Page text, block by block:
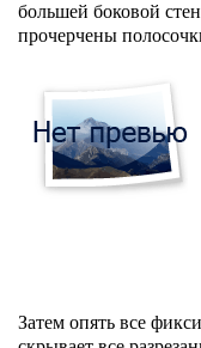
большей боковой
прочерчены
Затем опять все